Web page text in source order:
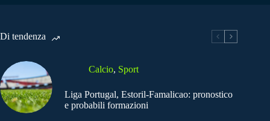
Di tendenza
Calcio, Sport
Liga Portugal, Estoril-Famalicao: pronostico
e probabili formazioni